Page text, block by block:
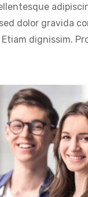
dolor gravida
dignissim.